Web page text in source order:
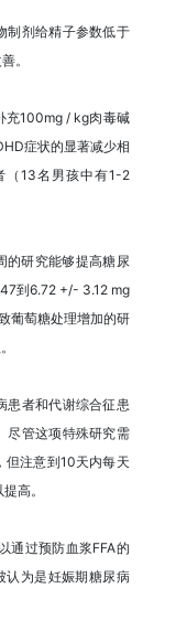
制剂给精子参数低于
。
充100mg / kg肉毒碱
症状的显著减少相
（13名男孩中有1-2
的研究能够提高糖尿
到6.72 +/- 3.12 mg
葡萄糖处理增加的研
患者和代谢综合征患
尽管这项特殊研究需
但注意到10天内每天
高。
通过预防血浆FFA的
认为是妊娠期糖尿病